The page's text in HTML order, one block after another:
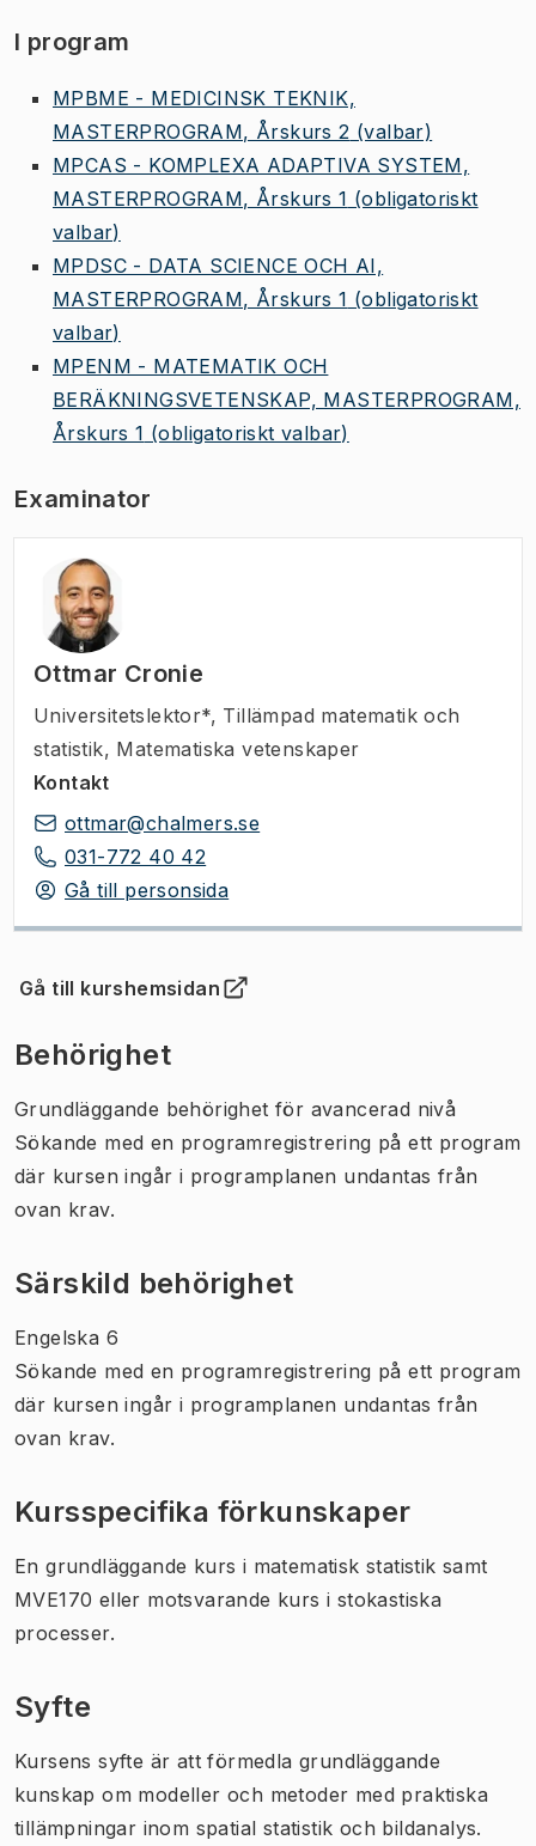
I program
MPBME - MEDICINSK TEKNIK,
MASTERPROGRAM, Årskurs 2 (valbar)
MPCAS - KOMPLEXA ADAPTIVA SYSTEM,
MASTERPROGRAM, Årskurs 1 (obligatoriskt
valbar)
MPDSC - DATA SCIENCE OCH AI,
MASTERPROGRAM, Årskurs 1 (obligatoriskt
valbar)
MPENM - MATEMATIK OCH
BERÄKNINGSVETENSKAP, MASTERPROGRAM,
Årskurs 1 (obligatoriskt valbar)
Examinator
Ottmar Cronie
Universitetslektor*, Tillämpad matematik och
statistik, Matematiska vetenskaper
Kontakt
ottmar@chalmers.se
031-772 40 42
Gå till personsida
Gå till kurshemsidan
(Öppnas i ny flik)
Behörighet
Grundläggande behörighet för avancerad nivå
Sökande med en programregistrering på ett program
där kursen ingår i programplanen undantas från
ovan krav.
Särskild behörighet
Engelska 6
Sökande med en programregistrering på ett program
där kursen ingår i programplanen undantas från
ovan krav.
Kursspecifika förkunskaper
En grundläggande kurs i matematisk statistik samt
MVE170 eller motsvarande kurs i stokastiska
processer.
Syfte
Kursens syfte är att förmedla grundläggande
kunskap om modeller och metoder med praktiska
tillämpningar inom spatial statistik och bildanalys.